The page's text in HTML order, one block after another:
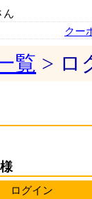
ん
クー
覧 > ロ
ログイン